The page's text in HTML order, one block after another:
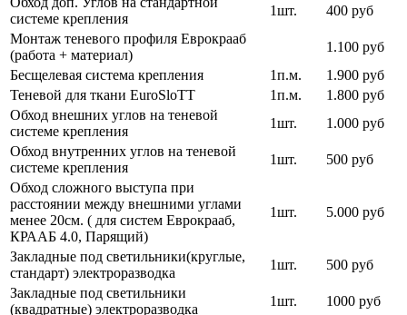
системе крепления
1шт.
400 руб
Монтаж теневого профиля Еврокрааб
(работа + материал)
1.100 руб
Бесщелевая система крепления
1п.м.
1.900 руб
Теневой для ткани EuroSloTT
1п.м.
1.800 руб
Обход внешних углов на теневой
системе крепления
1шт.
1.000 руб
Обход внутренних углов на теневой
системе крепления
1шт.
500 руб
Обход сложного выступа при
расстоянии между внешними углами
менее 20см. ( для систем Еврокрааб,
КРААБ 4.0, Парящий)
1шт. 5.000 руб
Закладные под светильники(круглые,
стандарт) электроразводка
1шт.
500 руб
Закладные под светильники
(квадратные) электроразводка
1шт. 1000 руб